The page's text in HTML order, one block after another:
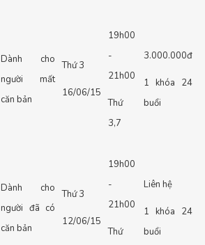
Dành cho
người mất
căn bản
Thứ 3
16/06/15
19h00
-
21h00
Thứ
3,7
3.000.000đ
1 khóa 24
buổi
Dành cho
người đã có
căn bản
Thứ 3
12/06/15
19h00
-
21h00
Thứ
Liên hệ
1 khóa 24
buổi